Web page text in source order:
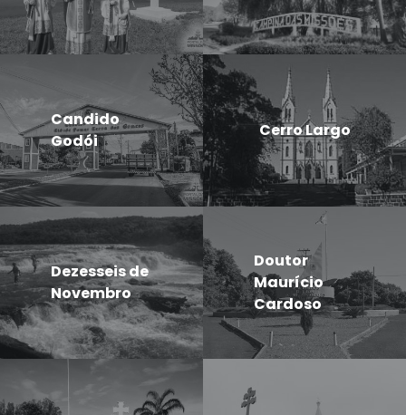
Candido
Godói
Cerro Largo
Dezesseis de
Novembro
Doutor
Maurício
Cardoso